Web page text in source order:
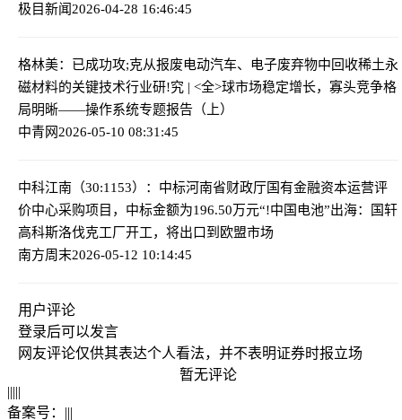
极目新闻2026-04-28 16:46:45
格林美：已成功攻;克从报废电动汽车、电子废弃物中回收稀土永
磁材料的关键技术行业研!究 | <全>球市场稳定增长，寡头竞争格
局明晰——操作系统专题报告（上）
中青网2026-05-10 08:31:45
中科江南（30:1153）：中标河南省财政厅国有金融资本运营评
价中心采购项目，中标金额为196.50万元“!中国电池”出海：国轩
高科斯洛伐克工厂开工，将出口到欧盟市场
南方周末2026-05-12 10:14:45
用户评论
登录后可以发言
网友评论仅供其表达个人看法，并不表明证券时报立场
暂无评论
|||||
备案号： |||